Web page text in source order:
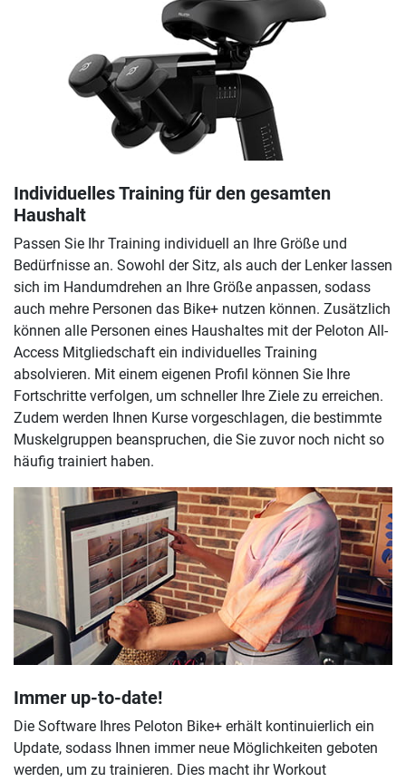
Individuelles Training für den gesamten
Haushalt
Passen Sie Ihr Training individuell an Ihre Größe und
Bedürfnisse an. Sowohl der Sitz, als auch der Lenker lassen
sich im Handumdrehen an Ihre Größe anpassen, sodass
auch mehre Personen das Bike+ nutzen können. Zusätzlich
können alle Personen eines Haushaltes mit der Peloton All-
Access Mitgliedschaft ein individuelles Training
absolvieren. Mit einem eigenen Profil können Sie Ihre
Fortschritte verfolgen, um schneller Ihre Ziele zu erreichen.
Zudem werden Ihnen Kurse vorgeschlagen, die bestimmte
Muskelgruppen beanspruchen, die Sie zuvor noch nicht so
häufig trainiert haben.
Immer up-to-date!
Die Software Ihres Peloton Bike+ erhält kontinuierlich ein
Update, sodass Ihnen immer neue Möglichkeiten geboten
werden, um zu trainieren. Dies macht ihr Workout